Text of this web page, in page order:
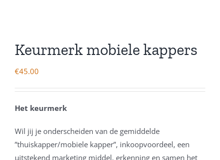
Keurmerk mobiele kappers
€45.00
Het keurmerk
Wil jij je onderscheiden van de gemiddelde
”thuiskapper/mobiele kapper”, inkoopvoordeel, een
uitstekend marketing middel, erkenning en samen het